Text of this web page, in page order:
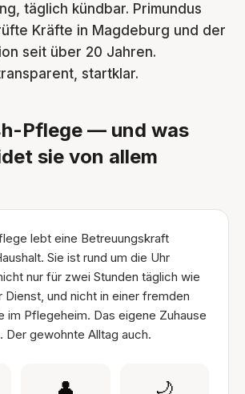
täglich kündbar. Primundus
Kräfte in Magdeburg und der
seit über 20 Jahren.
startklar.
Pflege — und was
sie von allem
lebt eine Betreuungskraft
Sie ist rund um die Uhr
nur für zwei Stunden täglich wie
Dienst, und nicht in einer fremden
im Pflegeheim. Das eigene Zuhause
Der gewohnte Alltag auch.
👤 🌙